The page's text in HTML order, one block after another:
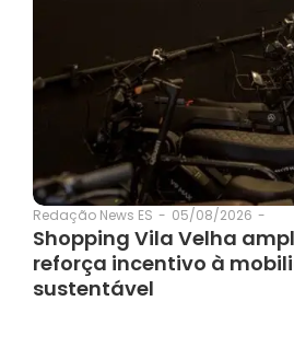
Redação News ES - 05/08/2026 -
Shopping Vila Velha
reforça incentivo à
sustentável